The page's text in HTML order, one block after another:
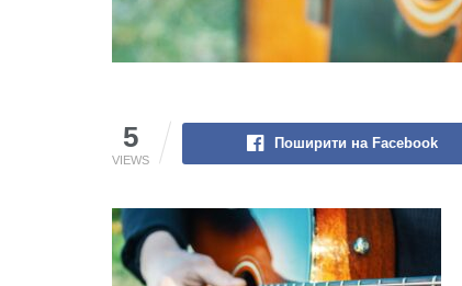
5
VIEWS
Поширити на Facebook